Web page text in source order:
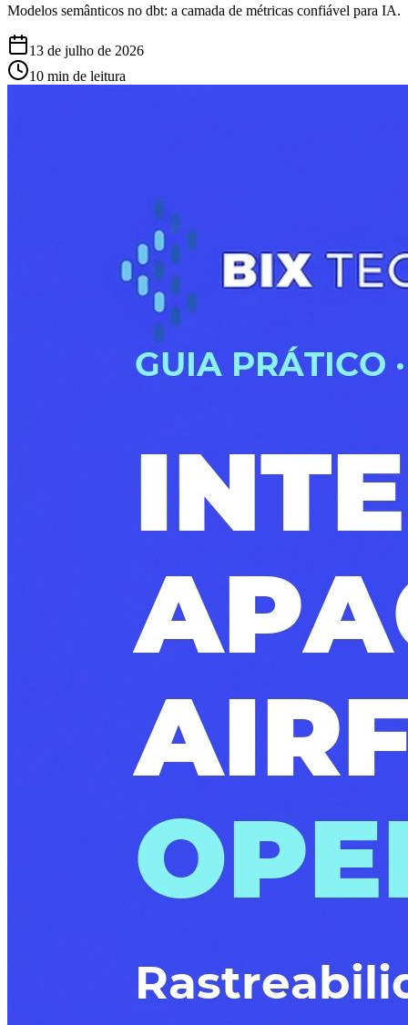
Modelos semânticos no dbt: a camada de métricas confiável para IA.
13 de julho de 2026
10 min de leitura